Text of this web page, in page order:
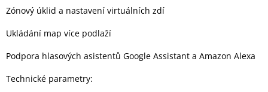
Zónový úklid a nastavení virtuálních zdí
Ukládání map více podlaží
Podpora hlasových asistentů Google Assistant a Amazon Alexa
Technické parametry: